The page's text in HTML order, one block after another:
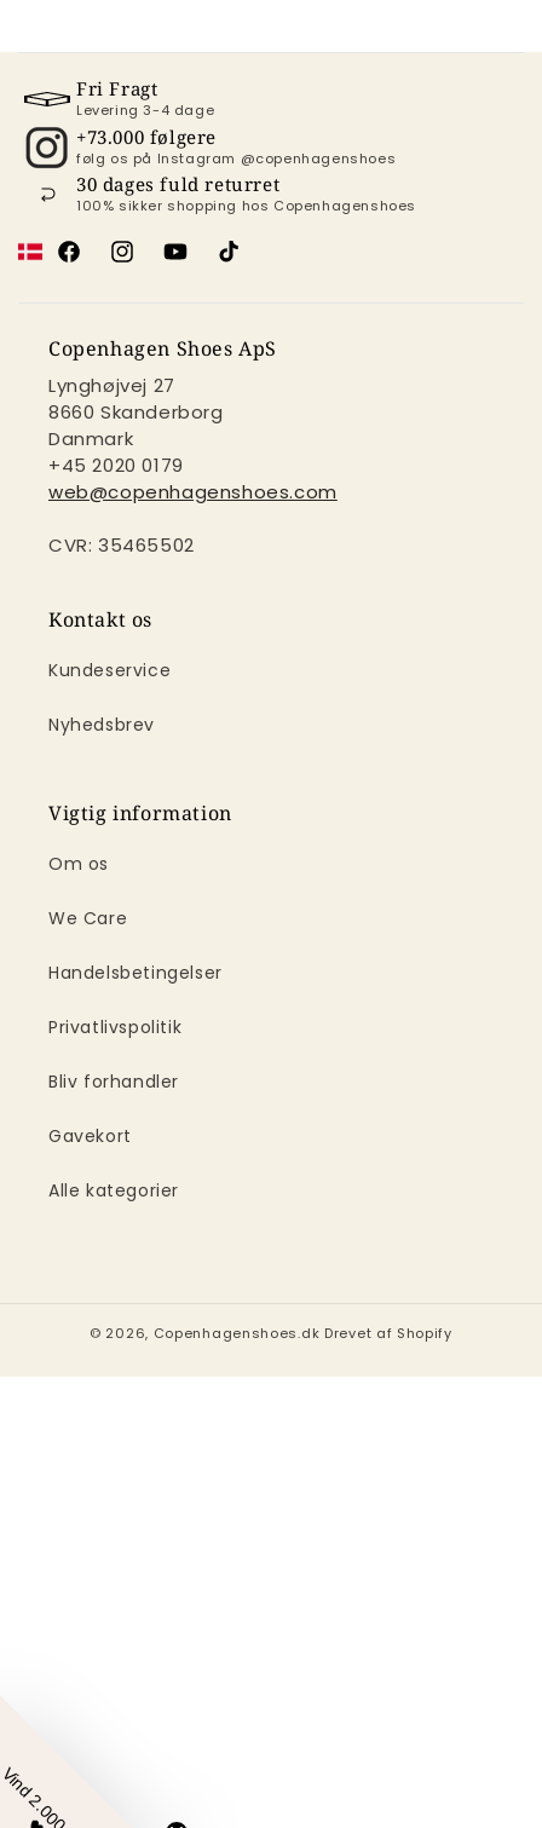
Fri Fragt
Levering 3-4 dage
+73.000 følgere
følg os på Instagram @copenhagenshoes
30 dages fuld returret
100% sikker shopping hos Copenhagenshoes
FacebookInstagramYouTubeTikTok
Copenhagen Shoes ApS
Lynghøjvej 27
8660 Skanderborg
Danmark
+45 2020 0179
web@copenhagenshoes.com
CVR: 35465502
Kontakt os
Kundeservice
Nyhedsbrev
Vigtig information
Om os
We Care
Handelsbetingelser
Privatlivspolitik
Bliv forhandler
Gavekort
Alle kategorier
© 2026, Copenhagenshoes.dk Drevet af Shopify